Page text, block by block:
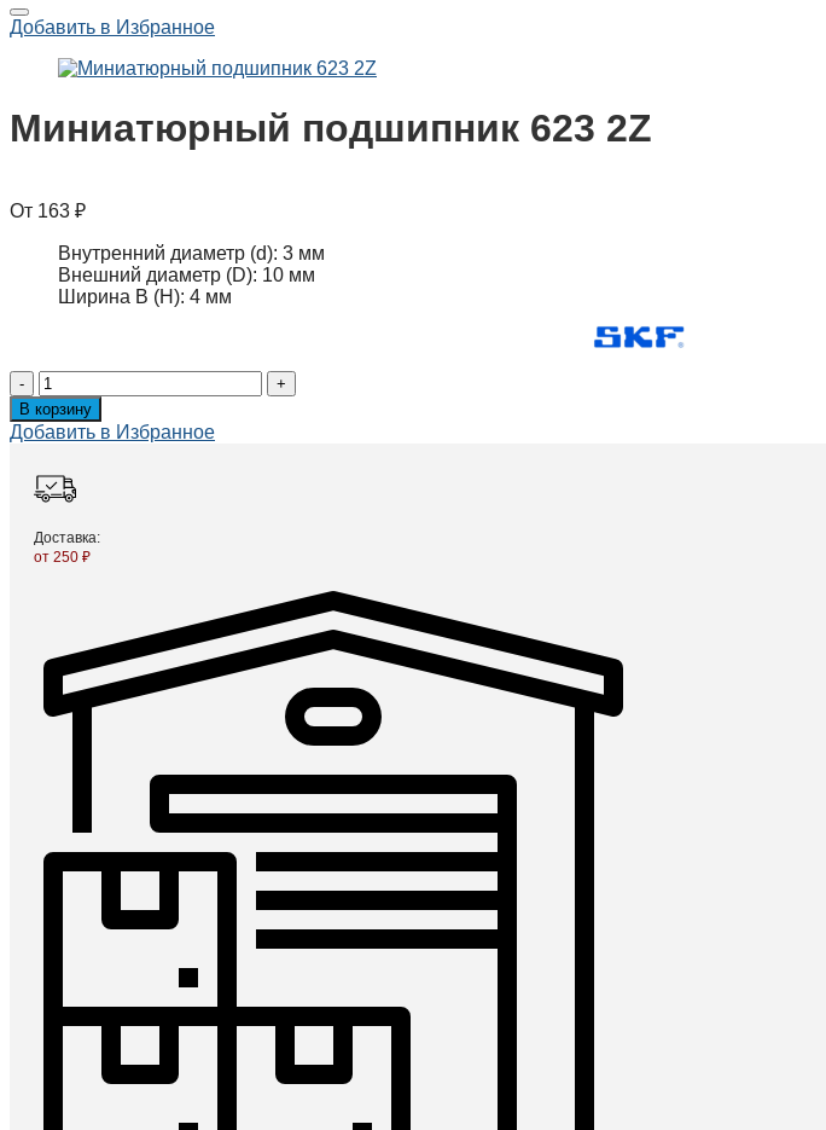
Добавить в Избранное
Миниатюрный подшипник 623 2Z
163 ₽
Внутренний диаметр (d): 3 мм
Внешний диаметр (D): 10 мм
Ширина B (H): 4 мм
Миниатюрный
подшипник
623
2Z
В корзину
Добавить в Избранное
Доставка:
от 250 ₽